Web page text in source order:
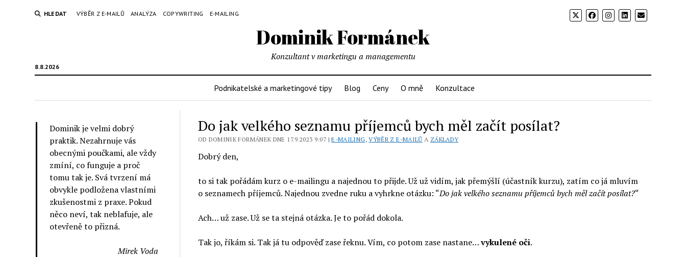
HLEDAT VÝBĚR Z E-MAILŮ ANALÝZA COPYWRITING E-MAILING
Dominik Formánek
8.8.2026
Konzultant v marketingu a managementu
Podnikatelské a marketingové tipy Blog Ceny O mně Konzultace
Dominik je velmi dobrý
praktik. Nezahrnuje vás
obecnými poučkami, ale vždy
zmíní, co funguje a proč
tomu tak je. Svá tvrzení má
obvykle podložena vlastními
zkušenostmi z praxe. Pokud
něco neví, tak neblafuje, ale
otevřeně to přizná.
Mirek Voda
Do jak velkého seznamu příjemců bych měl začít posílat?
OD DOMINIK FORMÁNEK DNE 17.9.2023 9:07 |E-MAILING,VÝBĚR Z E-MAILŮ A ZÁKLADY
Dobrý den,
to si tak pořádám kurz o e-mailingu a najednou to přijde. Už už vidím, jak přemýšlí (účastník kurzu), zatím co já mluvím
o seznamech příjemců. Najednou zvedne ruku a vyhrkne otázku: “Do jak velkého seznamu příjemců bych měl začít posílat?“
Ach… už zase. Už se ta stejná otázka. Je to pořád dokola.
Tak jo, říkám si. Tak já tu odpověď zase řeknu. Vím, co potom zase nastane…vykulené oči.